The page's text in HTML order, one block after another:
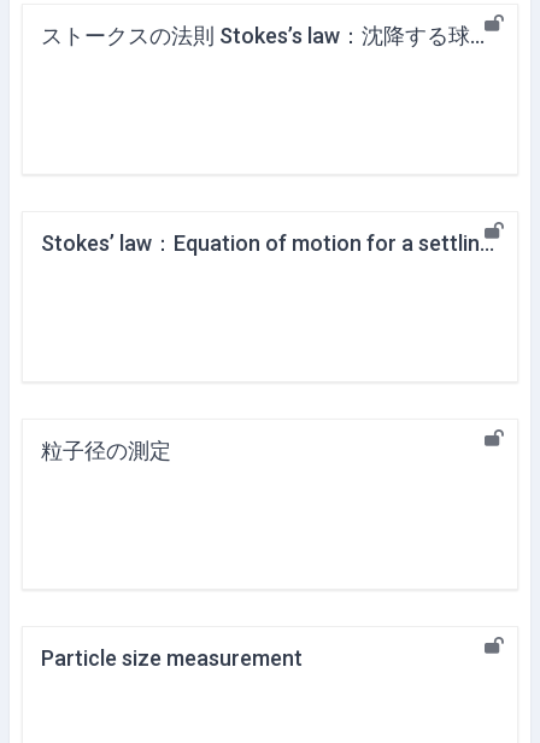
ストークスの法則 Stokes’s law：沈降する球形粒子の運動方程式
Stokes’ law：Equation of motion for a settling spherical particle
粒子径の測定
Particle size measurement